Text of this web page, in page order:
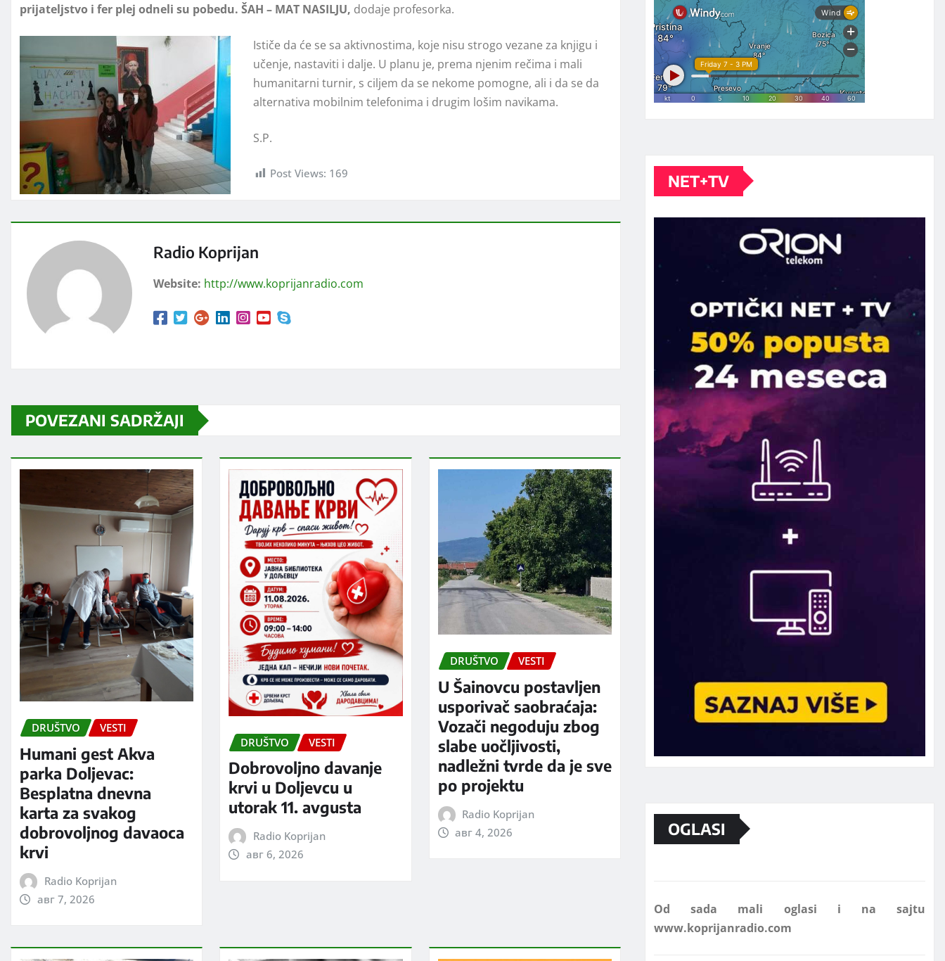
prijateljstvo i fer plej odneli su pobedu. ŠAH – MAT NASILJU, dodaje profesorka.
Ističe da će se sa aktivnostima, koje nisu strogo vezane za knjigu i
učenje, nastaviti i dalje. U planu je, prema njenim rečima i mali
humanitarni turnir, s ciljem da se nekome pomogne, ali i da se da
alternativa mobilnim telefonima i drugim lošim navikama.
S.P.
Post Views: 169
Radio Koprijan
Website: http://www.koprijanradio.com
POVEZANI SADRŽAJI
DRUŠTVO VESTI
Humani gest Akva
parka Doljevac:
Besplatna dnevna
karta za svakog
dobrovoljnog davaoca
krvi
Radio Koprijan
авг 7, 2026
DRUŠTVO VESTI
Dobrovoljno davanje
krvi u Doljevcu u
utorak 11. avgusta
Radio Koprijan
авг 6, 2026
DRUŠTVO VESTI
U Šainovcu postavljen
usporivač saobraćaja:
Vozači negoduju zbog
slabe uočljivosti,
nadležni tvrde da je sve
po projektu
Radio Koprijan
авг 4, 2026
NET+TV
OGLASI
Marketing telefon 062 463 002